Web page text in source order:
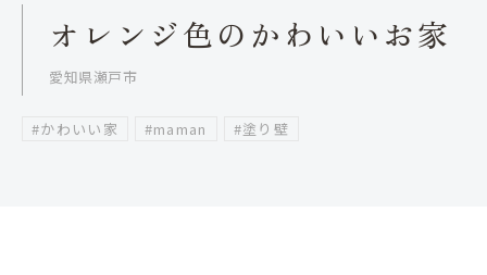
オレンジ色のかわいいお家
愛知県瀬戸市
#かわいい家 #maman #塗り壁